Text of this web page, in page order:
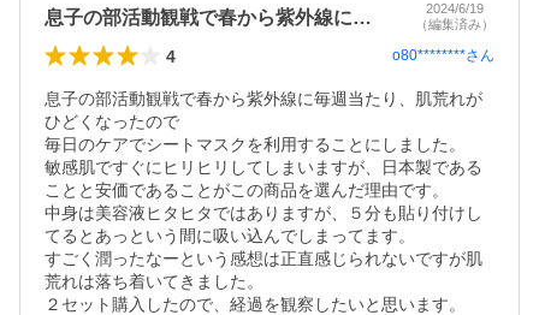
息子の部活動観戦で春から紫外線に毎週当…
2024/6/19
（編集済み）
4 o80********さん
息子の部活動観戦で春から紫外線に毎週当たり、肌荒れが
ひどくなったので
毎日のケアでシートマスクを利用することにしました。
敏感肌ですぐにヒリヒリしてしまいますが、日本製である
ことと安価であることがこの商品を選んだ理由です。
中身は美容液ヒタヒタではありますが、５分も貼り付けし
てるとあっという間に吸い込んでしまってます。
すごく潤ったなーという感想は正直感じられないですが肌
荒れは落ち着いてきました。
２セット購入したので、経過を観察したいと思います。